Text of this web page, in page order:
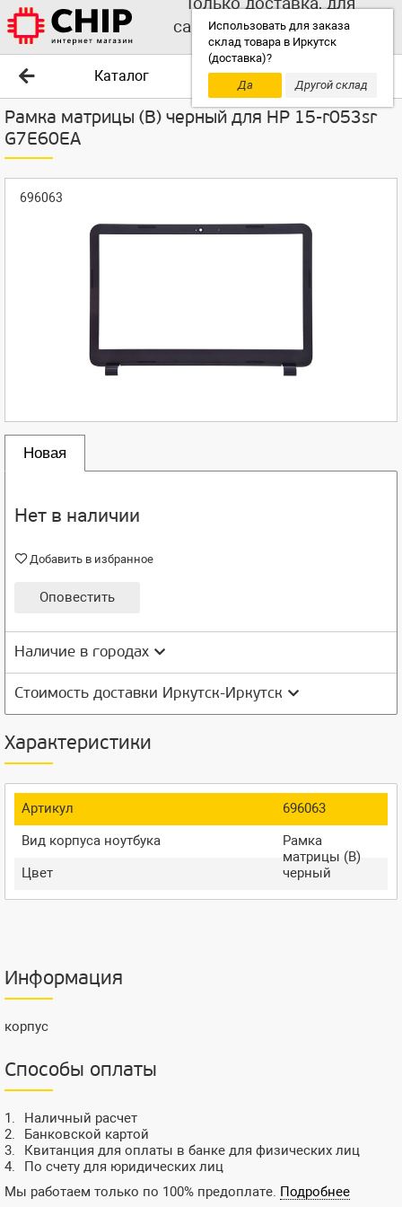
Использовать для заказа
склад товара в Иркутск
(доставка)?
Да
Другой склад
самовывоза выбирайте
другой склад!
Каталог
Рамка матрицы (B) черный для HP 15-r053sr
G7E60EA
696063
Новая
Нет в наличии
Добавить в избранное
Оповестить
Наличие в городах
Стоимость доставки Иркутск-Иркутск
Характеристики
Артикул
696063
Вид корпуса ноутбука
Рамка
матрицы (B)
Цвет
черный
Информация
корпус
Способы оплаты
Наличный расчет
Банковской картой
Квитанция для оплаты в банке для физических лиц
По счету для юридических лиц
Мы работаем только по 100% предоплате. Подробнее